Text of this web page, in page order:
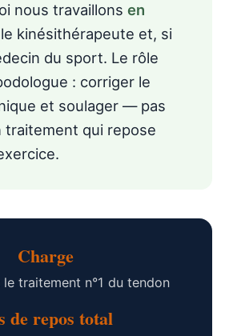
nous travaillons en
kinésithérapeute et, si
du sport. Le rôle
: corriger le
et soulager — pas
traitement qui repose
Charge
traitement n°1 du tendon
de repos total